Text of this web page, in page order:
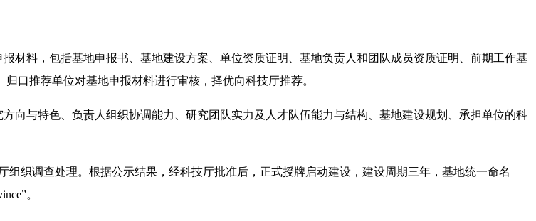
材料，包括基地申报书、基地建设方案、单位资质证明、基地负责人和团队成员资质证明、前期工作基
口推荐单位对基地申报材料进行审核，择优向科技厅推荐。
向与特色、负责人组织协调能力、研究团队实力及人才队伍能力与结构、基地建设规划、承担单位的科
织调查处理。根据公示结果，经科技厅批准后，正式授牌启动建设，建设周期三年，基地统一命名
。